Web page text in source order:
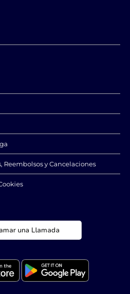
Utiliza sistemas de
conectados
parte posterior del
aumenta el riesgo en
entornos húmedos y
los posibles
Reembolsos y Cancelaciones
una Llamada